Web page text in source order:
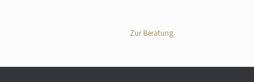
Zur Beratung